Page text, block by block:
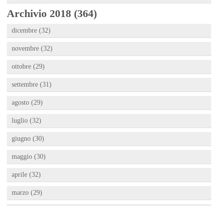
Archivio 2018 (364)
dicembre (32)
novembre (32)
ottobre (29)
settembre (31)
agosto (29)
luglio (32)
giugno (30)
maggio (30)
aprile (32)
marzo (29)